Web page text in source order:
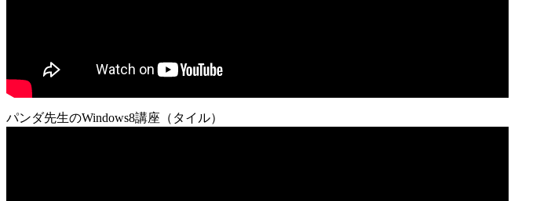
パンダ先生のWindows8講座（タイル）